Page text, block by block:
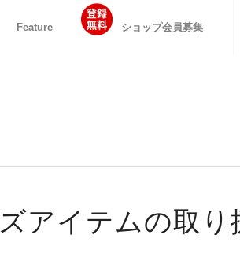
Feature ショップ会員募集
アイテムの取り